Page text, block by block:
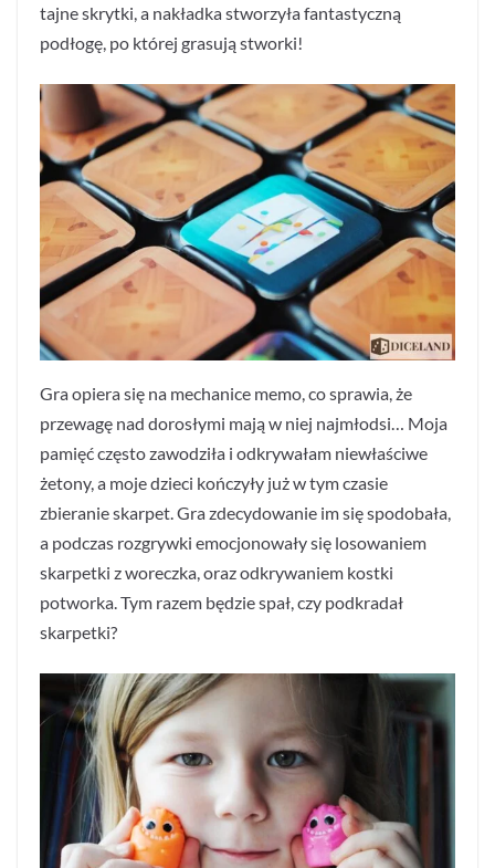
tajne skrytki, a nakładka stworzyła fantastyczną
podłogę, po której grasują stworki!
Gra opiera się na mechanice memo, co sprawia, że
przewagę nad dorosłymi mają w niej najmłodsi… Moja
pamięć często zawodziła i odkrywałam niewłaściwe
żetony, a moje dzieci kończyły już w tym czasie
zbieranie skarpet. Gra zdecydowanie im się spodobała,
a podczas rozgrywki emocjonowały się losowaniem
skarpetki z woreczka, oraz odkrywaniem kostki
potworka. Tym razem będzie spał, czy podkradał
skarpetki?